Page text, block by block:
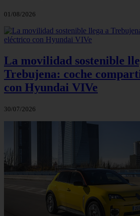
01/08/2026
La movilidad sostenible
Trebujena: coche
con Hyundai VIVe
30/07/2026